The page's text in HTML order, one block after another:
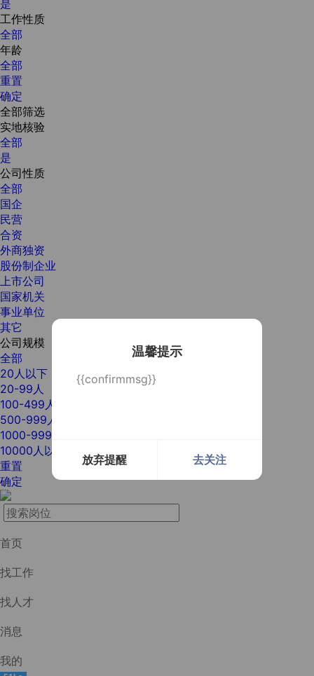
温馨提示
{{confirmmsg}}
放弃提醒 去关注
是
工作性质
全部
年龄
全部
重置
确定
全部筛选
实地核验
全部
是
公司性质
全部
国企
民营
合资
外商独资
股份制企业
上市公司
国家机关
事业单位
其它
公司规模
全部
20人以下
20-99人
100-499人
500-999人
1000-9999人
10000人以上
重置
确定
首页
找工作
找人才
消息
我的